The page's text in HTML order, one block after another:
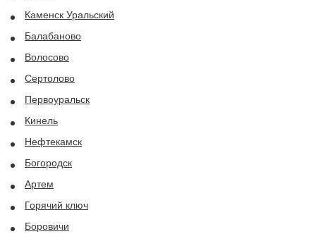
Каменск Уральский
Балабаново
Волосово
Сертолово
Первоуральск
Кинель
Нефтекамск
Богородск
Артем
Горячий ключ
Боровичи